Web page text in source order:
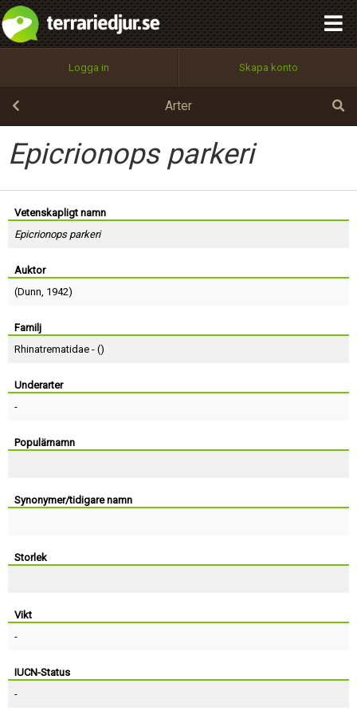
Logga in Skapa konto
Arter
Epicrionops parkeri
Vetenskapligt namn
Epicrionops parkeri
Auktor
(Dunn, 1942)
Familj
Rhinatrematidae - ()
Underarter
-
Populärnamn
Synonymer/tidigare namn
Storlek
Vikt
-
IUCN-Status
-
Utför
100%
OK
integritetspolicy
Namn:
Epost:
Användarnamn:
Lösenord:
Terms of Service
Begär nytt lösenord
Tillbaka till förstasidan